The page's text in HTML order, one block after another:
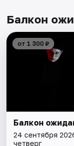
Балкон
от 1 300 ₽
Балкон
24 сентября
четверг